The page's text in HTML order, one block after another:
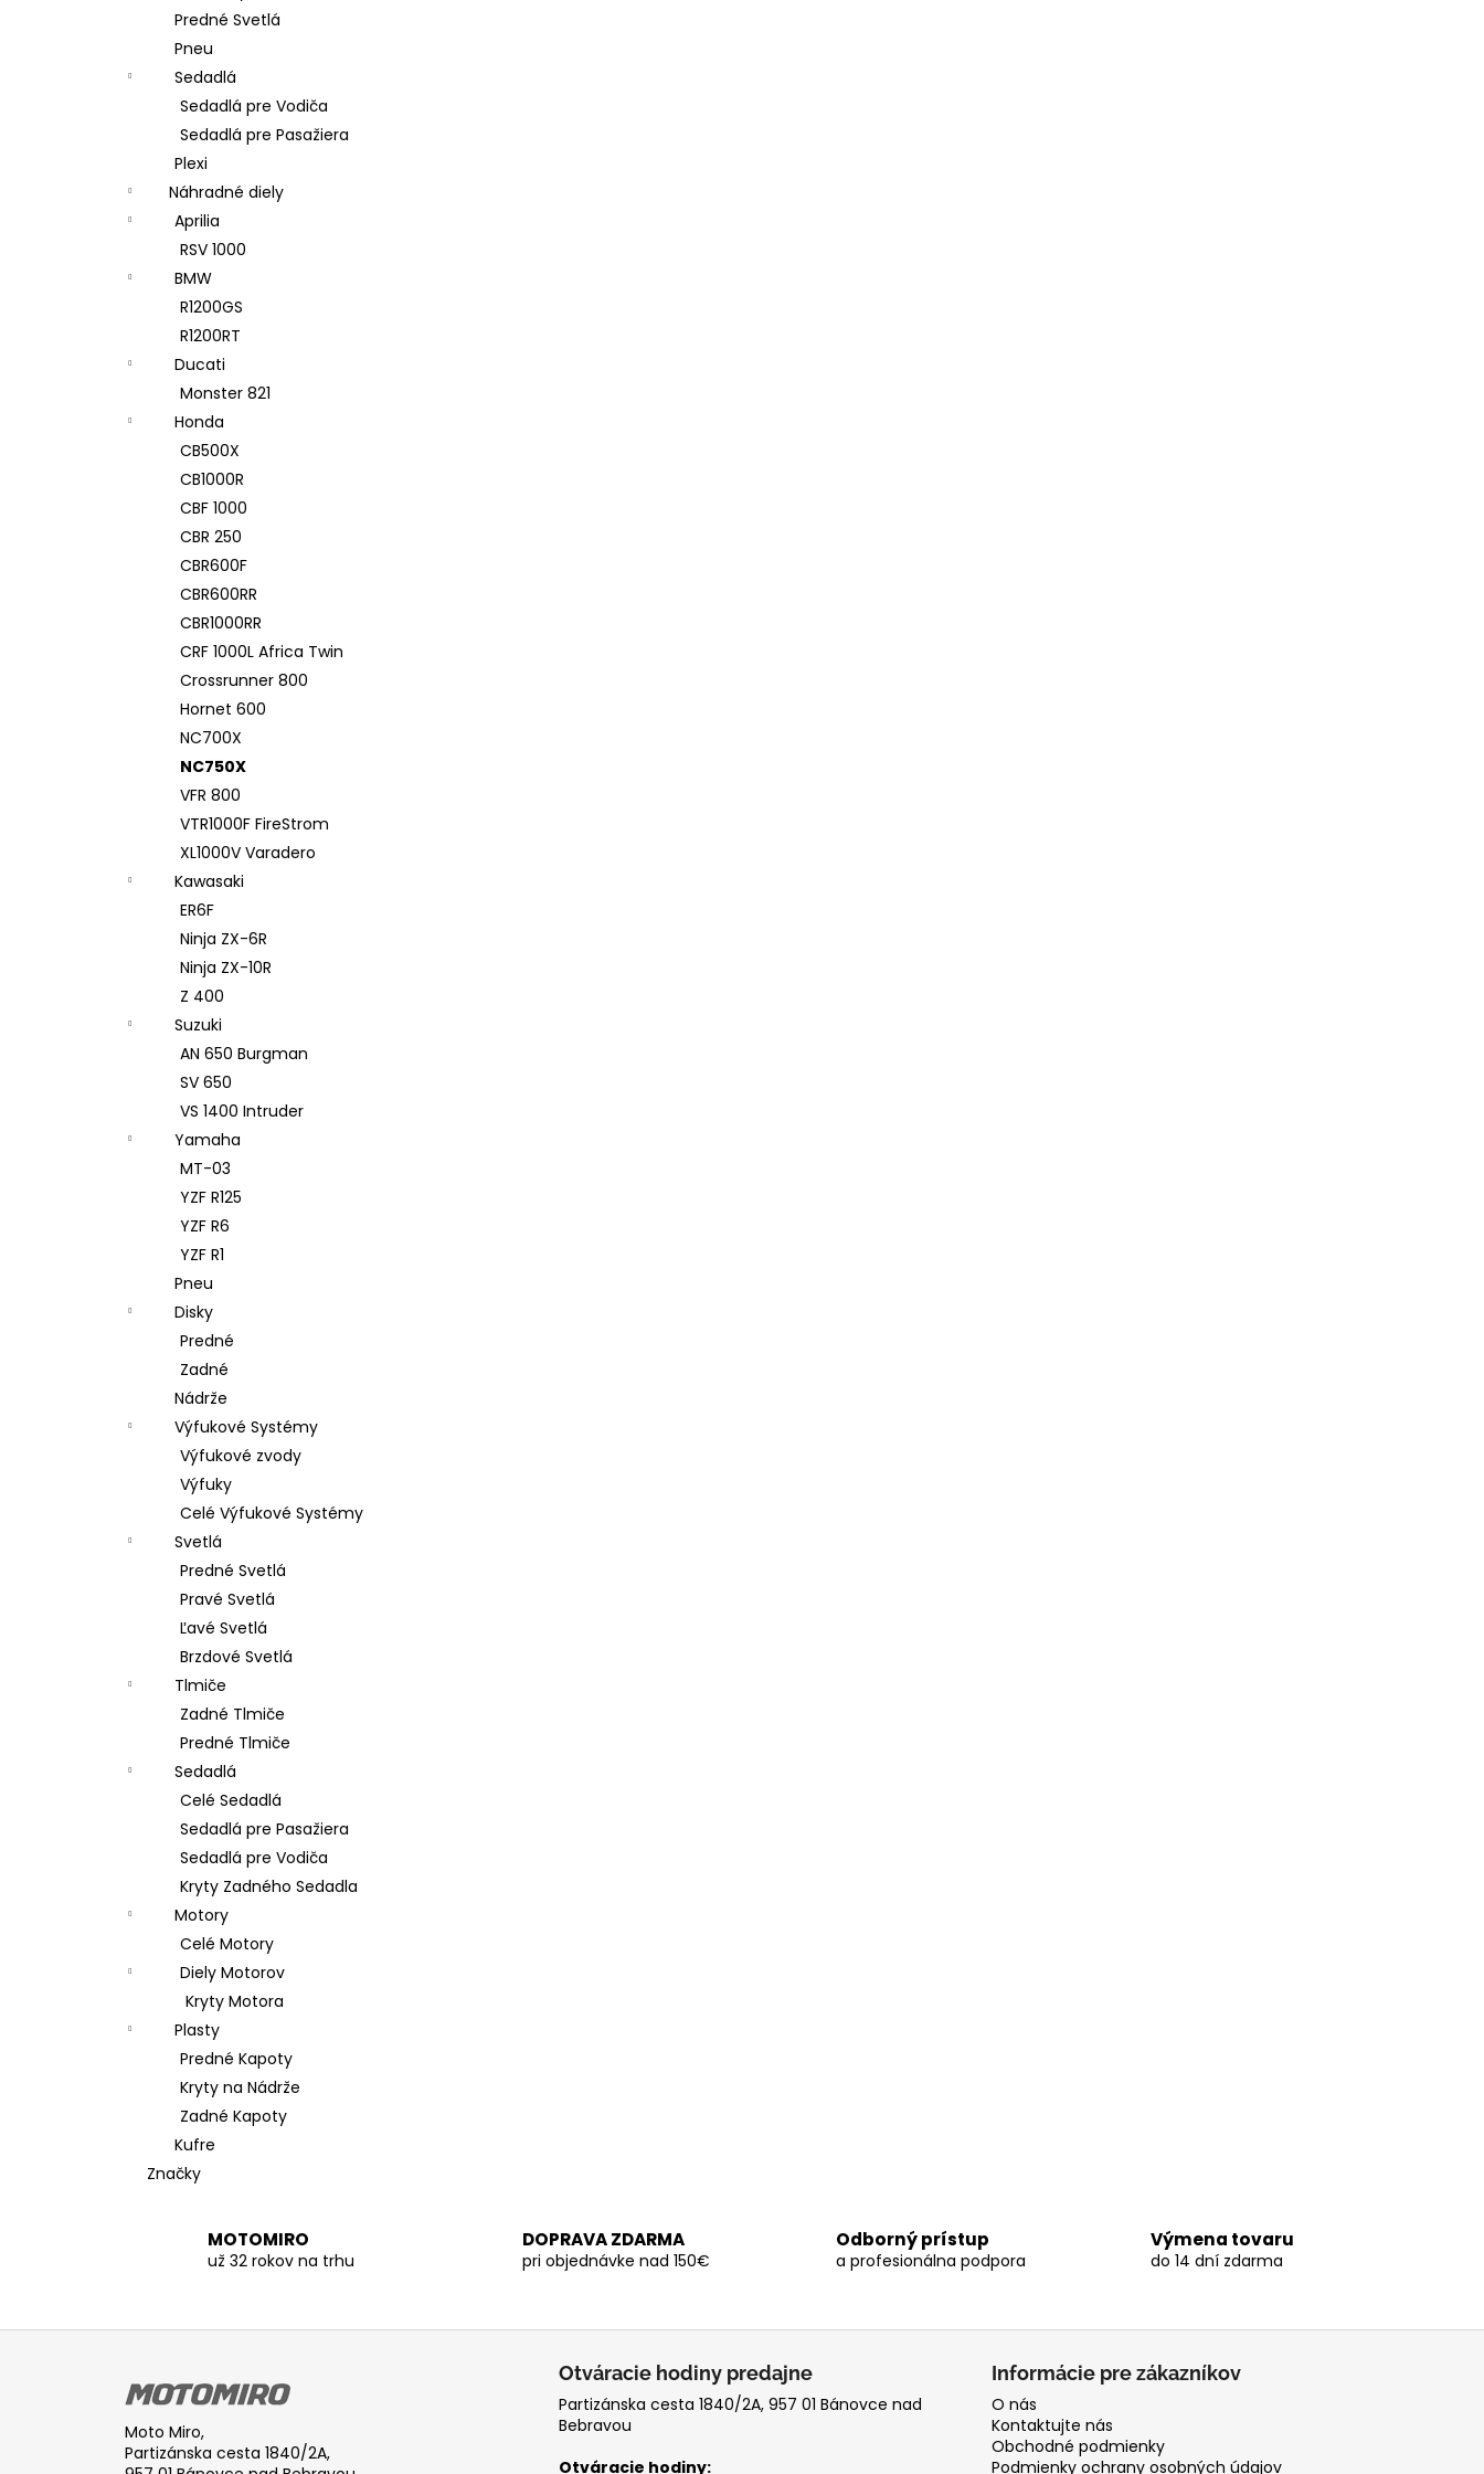
Predné Svetlá
Pneu
Sedadlá
Sedadlá pre Vodiča
Sedadlá pre Pasažiera
Plexi
Náhradné diely
Aprilia
RSV 1000
BMW
R1200GS
R1200RT
Ducati
Monster 821
Honda
CB500X
CB1000R
CBF 1000
CBR 250
CBR600F
CBR600RR
CBR1000RR
CRF 1000L Africa Twin
Crossrunner 800
Hornet 600
NC700X
NC750X
VFR 800
VTR1000F FireStrom
XL1000V Varadero
Kawasaki
ER6F
Ninja ZX-6R
Ninja ZX-10R
Z 400
Suzuki
AN 650 Burgman
SV 650
VS 1400 Intruder
Yamaha
MT-03
YZF R125
YZF R6
YZF R1
Pneu
Disky
Predné
Zadné
Nádrže
Výfukové Systémy
Výfukové zvody
Výfuky
Celé Výfukové Systémy
Svetlá
Predné Svetlá
Pravé Svetlá
Ľavé Svetlá
Brzdové Svetlá
Tlmiče
Zadné Tlmiče
Predné Tlmiče
Sedadlá
Celé Sedadlá
Sedadlá pre Pasažiera
Sedadlá pre Vodiča
Kryty Zadného Sedadla
Motory
Celé Motory
Diely Motorov
Kryty Motora
Plasty
Predné Kapoty
Kryty na Nádrže
Zadné Kapoty
Kufre
Značky
MOTOMIRO
už 32 rokov na trhu
DOPRAVA ZDARMA
pri objednávke nad 150€
Odborný prístup
a profesionálna podpora
Výmena tovaru
do 14 dní zdarma
Moto Miro,
Partizánska cesta 1840/2A,
Otváracie hodiny predajne
Partizánska cesta 1840/2A, 957 01 Bánovce nad
Bebravou
Otváracie hodiny:
Informácie pre zákazníkov
O nás
Kontaktujte nás
Obchodné podmienky
Podmienky ochrany osobných údajov